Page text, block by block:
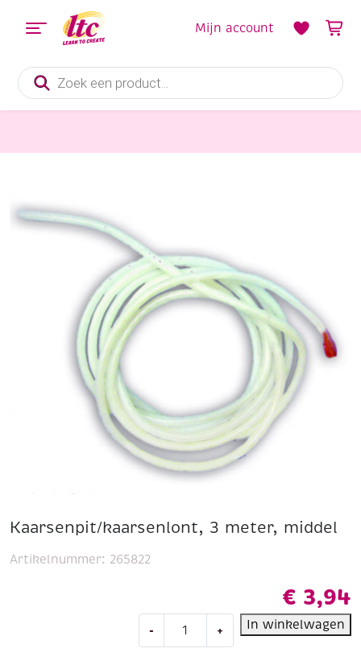
Producten
zoeken
Mijn account
Kaarsenpit/kaarsenlont, 3 meter, middel
€ 3,94
-
Kaarsenpit/kaarsenlont,
+ In winkelwagen
Artikelnummer: 265822